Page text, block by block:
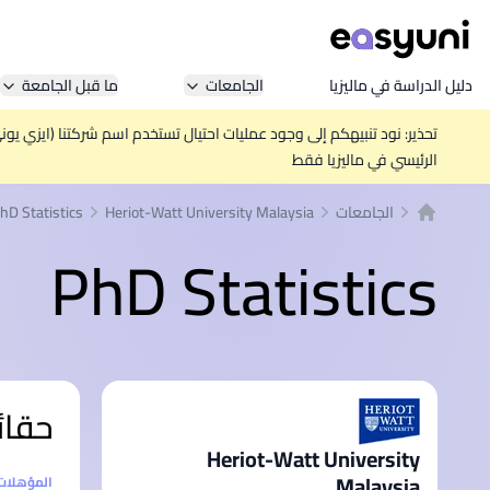
دليل الدراسة في ماليزيا الجامعات ما قبل الجامعة
تحذير: نود تنبيهكم إلى وجود عمليات احتيال تستخدم اسم شركتنا (ايزي
الرئيسي في ماليزيا فقط
الجامعات Heriot-Watt University Malaysia
Statistics
PhD Statistics
Heriot-Watt University